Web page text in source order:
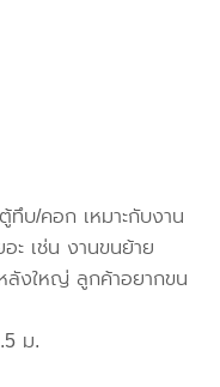
บ/คอก เหมาะกับงาน
ะ เช่น งานขนย้าย
งใหญ่ ลูกค้าอยากขน
ม.